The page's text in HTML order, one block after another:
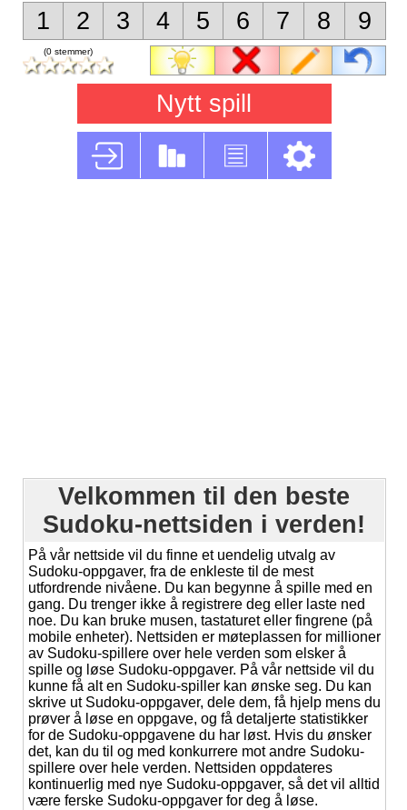
1 2 3 4 5 6 7 8 9
(0 stemmer)
Nytt spill
Velkommen til den beste
Sudoku-nettsiden i verden!
På vår nettside vil du finne et uendelig utvalg av
Sudoku-oppgaver, fra de enkleste til de mest
utfordrende nivåene. Du kan begynne å spille med en
gang. Du trenger ikke å registrere deg eller laste ned
noe. Du kan bruke musen, tastaturet eller fingrene (på
mobile enheter). Nettsiden er møteplassen for millioner
av Sudoku-spillere over hele verden som elsker å
spille og løse Sudoku-oppgaver. På vår nettside vil du
kunne få alt en Sudoku-spiller kan ønske seg. Du kan
skrive ut Sudoku-oppgaver, dele dem, få hjelp mens du
prøver å løse en oppgave, og få detaljerte statistikker
for de Sudoku-oppgavene du har løst. Hvis du ønsker
det, kan du til og med konkurrere mot andre Sudoku-
spillere over hele verden. Nettsiden oppdateres
kontinuerlig med nye Sudoku-oppgaver, så det vil alltid
være ferske Sudoku-oppgaver for deg å løse.